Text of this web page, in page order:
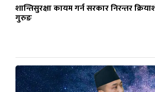
शान्तिसुरक्षा कायम गर्न सरकार निरन्तर
गुरुङ